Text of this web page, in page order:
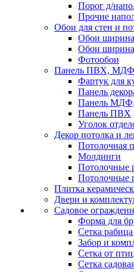
Порог д/
Прочие
Обои для стен и
Обои
Обои
Фотообои
Панель ПВХ, МДФ
Фартук для
Панель
Панель
Панель ПВХ
Уголок
Декор потолка и
Потолочная
Молдинги
Потолочные
Потолочные
Плитка
Двери и
Садовое
Форма для
Сетка рабица
Забор и
Сетка от
Сетка